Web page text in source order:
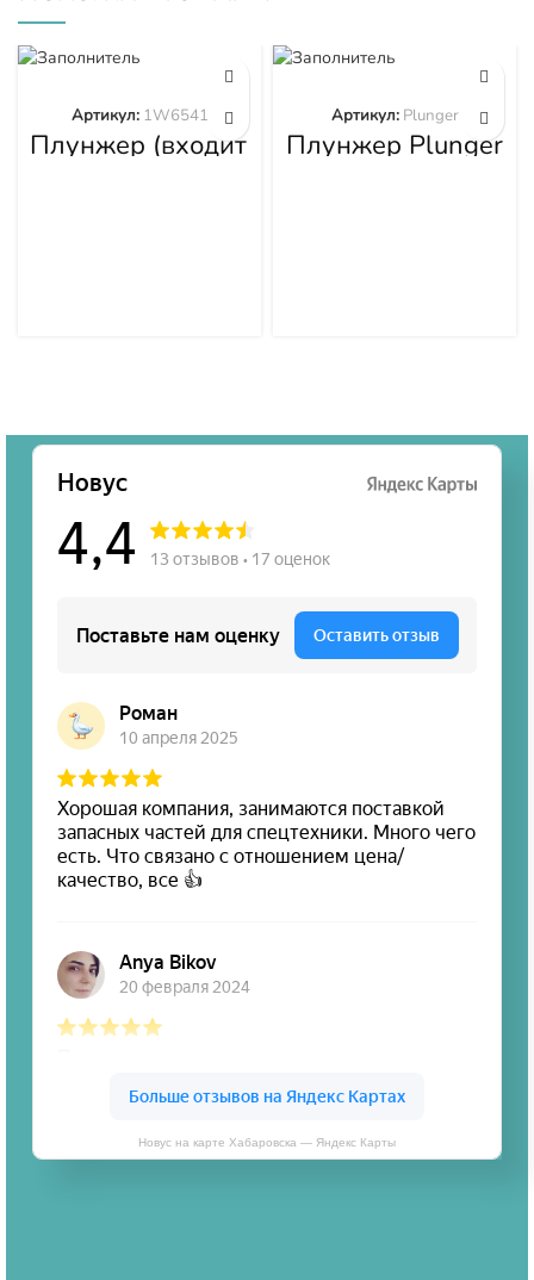
Плунжер (входит
в 1W6539)
Артикул: 1W6541
Плунжер Plunger
Артикул: Plunger
Новус на карте Хабаровска — Яндекс Карты